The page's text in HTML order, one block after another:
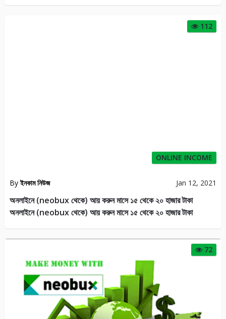
112
ONLINE INCOME
Byইনকাম নিউজ Jan 12, 2021
অনলাইনে (neobux থেকে) আয় করুন মাসে ১৫ থেকে ২০ হাজার টাকা
অনলাইনে (neobux থেকে) আয় করুন মাসে ১৫ থেকে ২০ হাজার টাকা
72